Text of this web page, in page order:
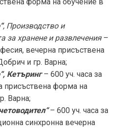
, Производство и
за хранене и развлечения–
вечерна присъствена
и гр. Варна;
Кетъринг– 600 уч. часа за
присъствена форма на
Варна;
– 600 уч. часа за
синхронна вечерна